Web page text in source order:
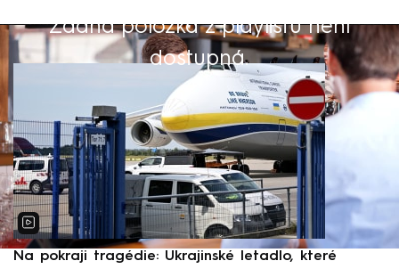
Žádná položka z playlistu není
dostupná.
Výběr redakce
Na pokraji tragédie: Ukrajinské letadlo, které